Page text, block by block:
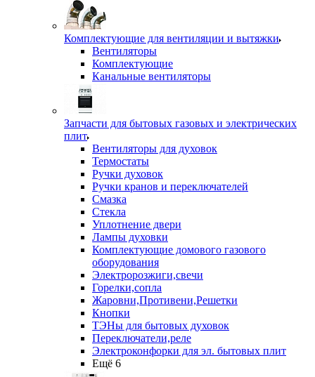
Комплектующие для вентиляции и вытяжки
Вентиляторы
Комплектующие
Канальные вентиляторы
Запчасти для бытовых газовых и электрических
плит
Вентиляторы для духовок
Термостаты
Ручки духовок
Ручки кранов и переключателей
Смазка
Стекла
Уплотнение двери
Лампы духовки
Комплектующие домового газового
оборудования
Электророзжиги,свечи
Горелки,сопла
Жаровни,Противени,Решетки
Кнопки
ТЭНы для бытовых духовок
Переключатели,реле
Электроконфорки для эл. бытовых плит
Ещё 6